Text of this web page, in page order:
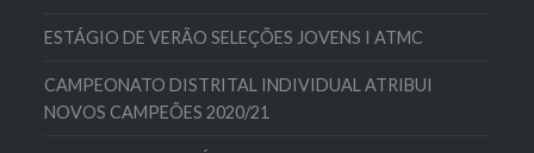
ESTÁGIO DE VERÃO SELEÇÕES JOVENS I ATMC
CAMPEONATO DISTRITAL INDIVIDUAL ATRIBUI
NOVOS CAMPEÕES 2020/21